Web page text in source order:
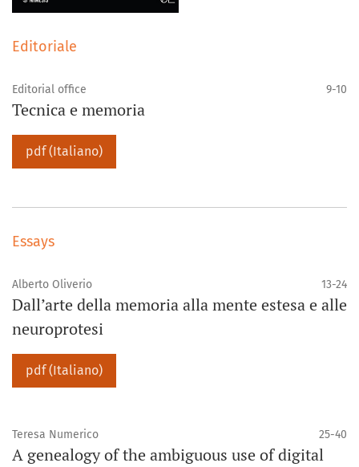
Editoriale
Editorial office 9-10
Tecnica e memoria
pdf (Italiano)
Essays
Alberto Oliverio 13-24
Dall’arte della memoria alla mente estesa e alle
neuroprotesi
pdf (Italiano)
Teresa Numerico 25-40
A genealogy of the ambiguous use of digital